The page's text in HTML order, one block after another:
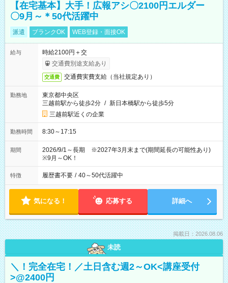
【在宅基本】大手！広報アシ〇2100円エルダー
〇9月～＊50代活躍中
派遣 ブランクOK WEB登録・面接OK
給与
時給2100円＋交
交通費別途支給あり
交通費 交通費実費支給（当社規定あり）
勤務地
東京都中央区
三越前駅から徒歩2分 / 新日本橋駅から徒歩5分
三越前駅近くの企業
勤務時間 8:30～17:15
期間
2026/9/1～長期 ※2027年3月末まで(期間延長の可能性あり)
※9月～OK！
特徴 履歴書不要 / 40～50代活躍中
気になる！ 応募する 詳細へ
掲載日：2026.08.06
未読
＼！完全在宅！／土日含む週2～OK<講座受付
>@2400円